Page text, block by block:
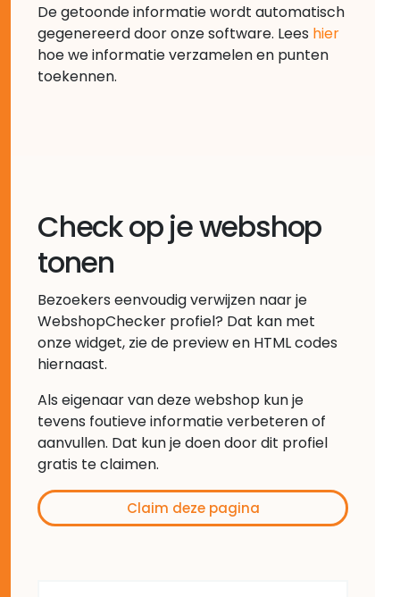
De getoonde informatie wordt automatisch
gegenereerd door onze software. Lees hier
hoe we informatie verzamelen en punten
toekennen.
Check op je webshop
tonen
Bezoekers eenvoudig verwijzen naar je
WebshopChecker profiel? Dat kan met
onze widget, zie de preview en HTML codes
hiernaast.
Als eigenaar van deze webshop kun je
tevens foutieve informatie verbeteren of
aanvullen. Dat kun je doen door dit profiel
gratis te claimen.
Claim deze pagina